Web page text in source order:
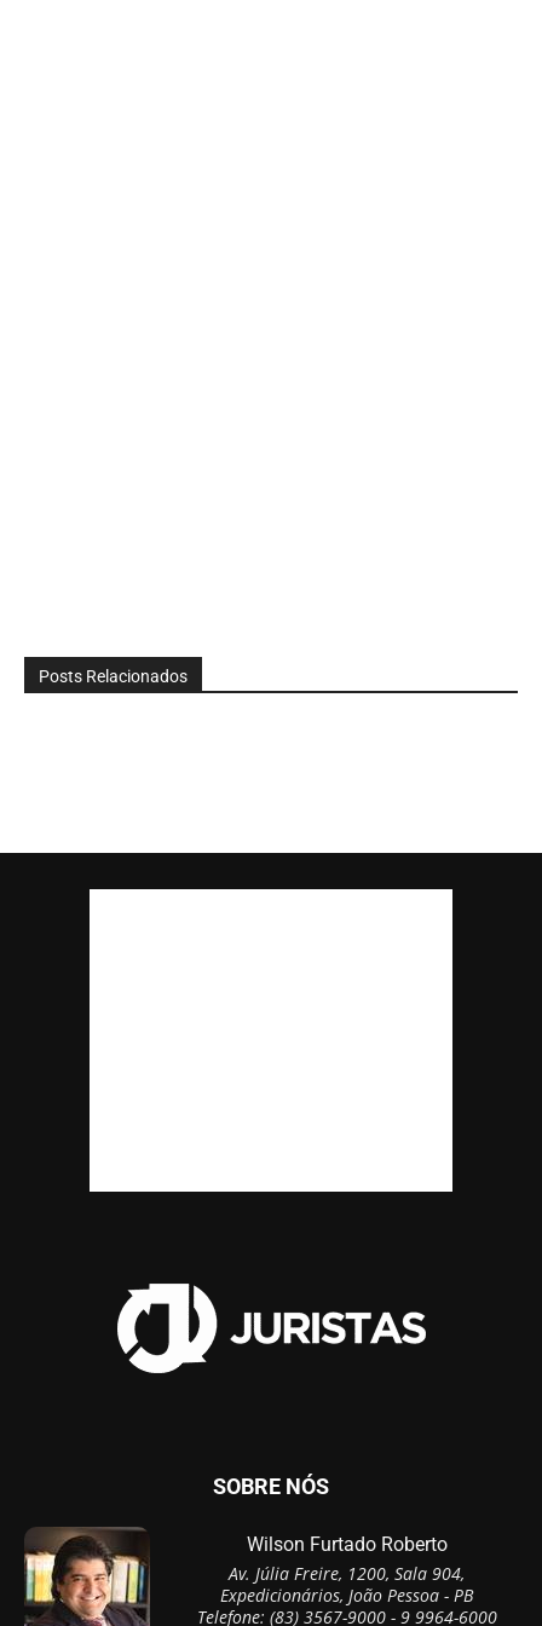
Posts Relacionados
SOBRE NÓS
Wilson Furtado Roberto
Av. Júlia Freire, 1200, Sala 904,
Expedicionários, João Pessoa - PB
Telefone: (83) 3567-9000 - 9 9964-6000